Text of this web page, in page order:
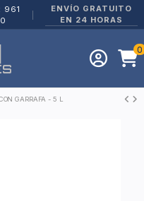
961
ENVÍO GRATUITO
EN 24 HORAS
0
GARRAFA - 5 L